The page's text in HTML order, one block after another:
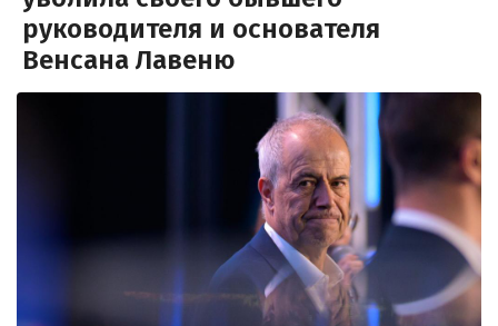
руководителя и основателя
Венсана Лавеню